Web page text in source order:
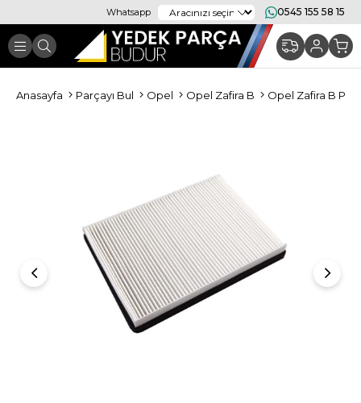
Whatsapp 0545 155 58 15
Anasayfa Parçayı Bul Opel Opel Zafira B Opel Zafira B